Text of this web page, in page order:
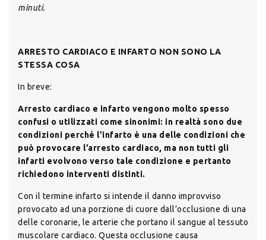
minuti.
ARRESTO CARDIACO E INFARTO NON SONO LA
STESSA COSA
In breve:
Arresto cardiaco e infarto vengono molto spesso
confusi o utilizzati come sinonimi: in realtà sono due
condizioni perché l’infarto è una delle condizioni che
può provocare l’arresto cardiaco, ma non tutti gli
infarti evolvono verso tale condizione e pertanto
richiedono interventi distinti.
Con il termine infarto si intende il danno improvviso
provocato ad una porzione di cuore dall’occlusione di una
delle coronarie, le arterie che portano il sangue al tessuto
muscolare cardiaco. Questa occlusione causa